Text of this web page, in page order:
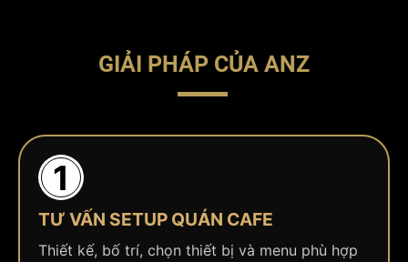
GIẢI PHÁP CỦA ANZ
1
TƯ VẤN SETUP QUÁN CAFE
Thiết kế, bố trí, chọn thiết bị và menu phù hợp